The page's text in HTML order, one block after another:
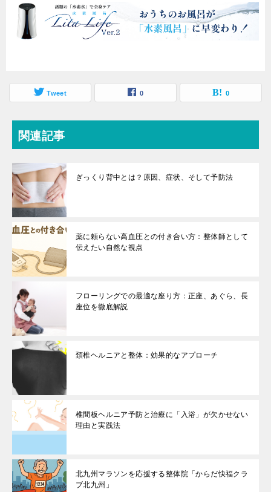
Tweet 0 0
関連記事
ぎっくり背中とは？原因、症状、そして予防法
薬に頼らない高血圧との付き合い方：整体師として
伝えたい自然な視点
フローリングでの最適な座り方：正座、あぐら、長
座位を徹底解説
頚椎ヘルニアと整体：効果的なアプローチ
椎間板ヘルニア予防と治療に「入浴」が欠かせない
理由と実践法
北九州マラソンを応援する整体院「からだ快福クラ
ブ北九州」